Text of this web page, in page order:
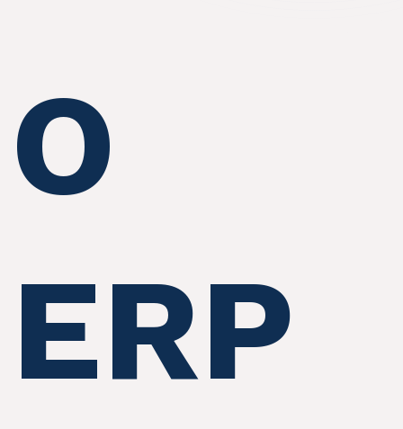
O
ERP